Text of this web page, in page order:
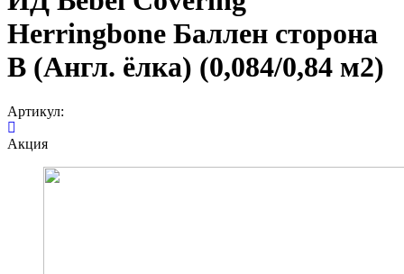
Herringbone Баллен сторона
В (Англ. ёлка) (0,084/0,84 м2)
Артикул:
Акция